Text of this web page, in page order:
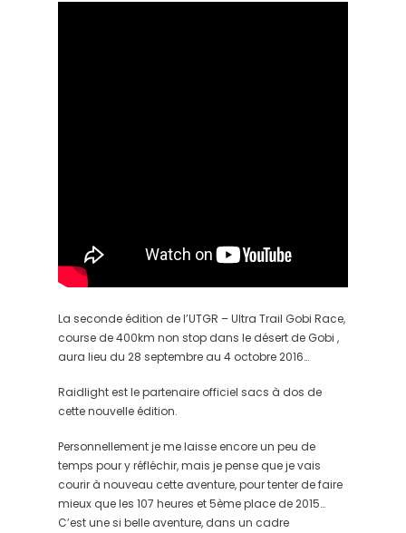
La seconde édition de l’UTGR – Ultra Trail Gobi Race,
course de 400km non stop dans le désert de Gobi ,
aura lieu du 28 septembre au 4 octobre 2016…
Raidlight est le partenaire officiel sacs à dos de
cette nouvelle édition.
Personnellement je me laisse encore un peu de
temps pour y réfléchir, mais je pense que je vais
courir à nouveau cette aventure, pour tenter de faire
mieux que les 107 heures et 5ème place de 2015…
C’est une si belle aventure, dans un cadre